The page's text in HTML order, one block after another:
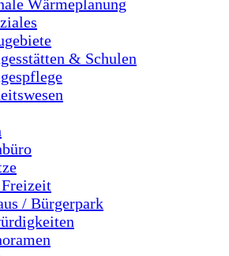
Wärmeplanung
& Schulen
/ Bürgerpark